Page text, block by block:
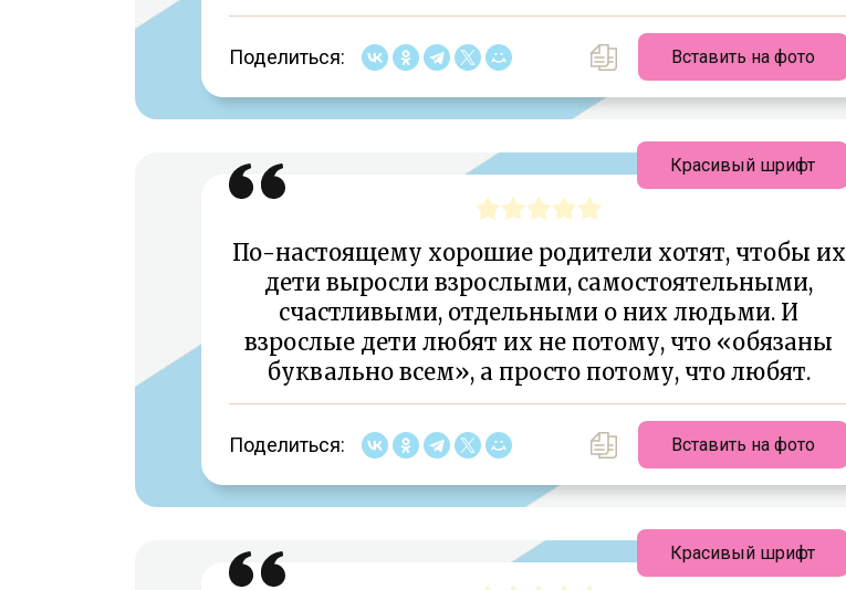
Поделиться: Вставить на фото
По-настоящему хорошие родители хотят, чтобы их
дети выросли взрослыми, самостоятельными,
счастливыми, отдельными о них людьми. И
взрослые дети любят их не потому, что «обязаны
буквально всем», а просто потому, что любят.
Поделиться: Вставить на фото
Красивый шрифт
Красивый шрифт